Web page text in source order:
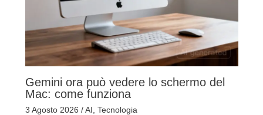
Gemini ora può vedere lo schermo del
Mac: come funziona
3 Agosto 2026 /AI Tecnologia